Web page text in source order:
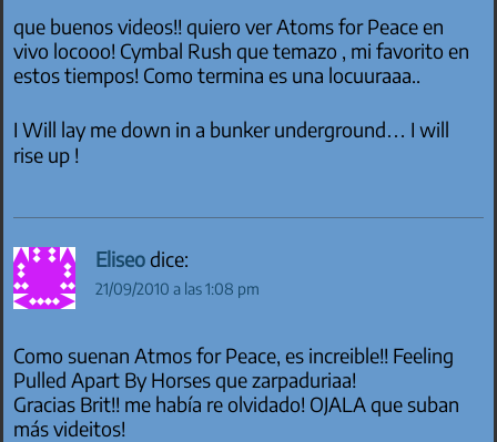
que buenos videos!! quiero ver Atoms for Peace en
vivo locooo! Cymbal Rush que temazo , mi favorito en
estos tiempos! Como termina es una locuuraaa..
I Will lay me down in a bunker underground… I will
rise up !
Eliseodice:
21/09/2010 a las 1:08 pm
Como suenan Atmos for Peace, es increible!! Feeling
Pulled Apart By Horses que zarpaduriaa!
Gracias Brit!! me había re olvidado! OJALA que suban
más videitos!